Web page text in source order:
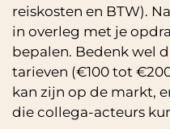
reiskosten en BTW).
in overleg met je
bepalen. Bedenk wel
tarieven (€100 tot
kan zijn op de markt,
die collega-acteurs